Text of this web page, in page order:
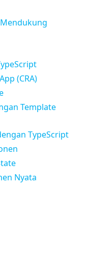
(CRA)
Template
TypeScript
Nyata